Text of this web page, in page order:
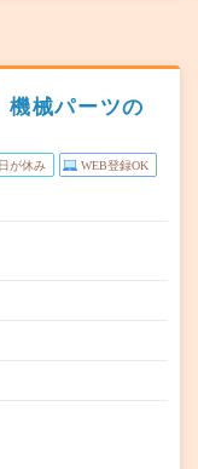
機械パーツの
が休み WEB登録OK